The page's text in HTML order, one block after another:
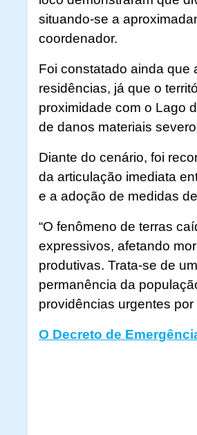
situando-se a
coordenador.
Foi constatado ainda que
residências, já que o
proximidade com o Lago
de danos materiais
Diante do cenário, foi
da articulação imediata
e a adoção de medidas
“O fenômeno de terras
expressivos, afetando
produtivas. Trata-se de
permanência da
providências urgentes
O Decreto de